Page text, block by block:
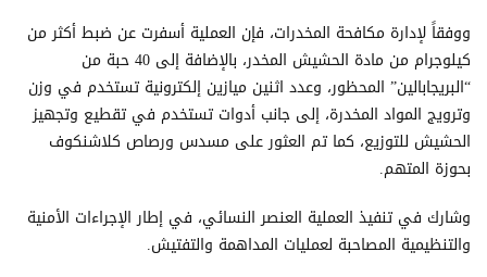
ووفقاً لإدارة مكافحة المخدرات، فإن العملية أسفرت عن ضبط أكثر من
كيلوجرام من مادة الحشيش المخدر، بالإضافة إلى 40 حبة من
“البريجابالين” المحظور، وعدد اثنين ميازين إلكترونية تستخدم في وزن
وترويج المواد المخدرة، إلى جانب أدوات تستخدم في تقطيع وتجهيز
الحشيش للتوزيع، كما تم العثور على مسدس ورصاص كلاشنكوف
بحوزة المتهم.
وشارك في تنفيذ العملية العنصر النسائي، في إطار الإجراءات الأمنية
والتنظيمية المصاحبة لعمليات المداهمة والتفتيش.